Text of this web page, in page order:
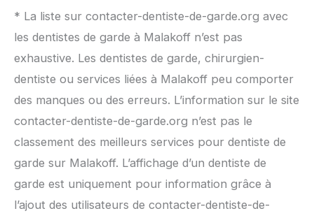
* La liste sur contacter-dentiste-de-garde.org avec
les dentistes de garde à Malakoff n’est pas
exhaustive. Les dentistes de garde, chirurgien-
dentiste ou services liées à Malakoff peu comporter
des manques ou des erreurs. L’information sur le site
contacter-dentiste-de-garde.org n’est pas le
classement des meilleurs services pour dentiste de
garde sur Malakoff. L’affichage d’un dentiste de
garde est uniquement pour information grâce à
l’ajout des utilisateurs de contacter-dentiste-de-